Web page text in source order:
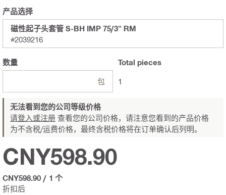
产品选择
磁性起子头套管 S-BH IMP 75/3" RM
#2039216
数量
包
Total pieces
1
无法看到您的公司等级价格
请登入或注册 查看您的公司价格，请注意您看到的产品价格
为不含税/运费价格，最终含税价格将在订单确认后列明。
折扣后
CNY598.90
CNY598.90 / 1 个